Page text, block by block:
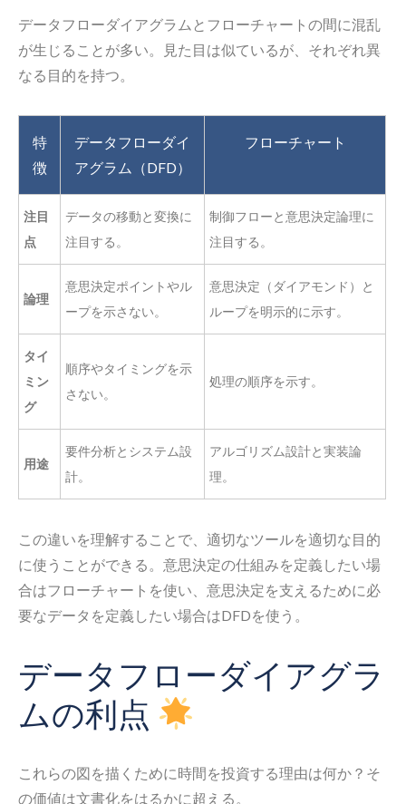
データフローダイアグラムとフローチャートの間に混乱
が生じることが多い。見た目は似ているが、それぞれ異
なる目的を持つ。
特
徴
データフローダイ
アグラム（DFD）
フローチャート
注目
点
データの移動と変換に
注目する。
制御フローと意思決定論理に
注目する。
論理
意思決定ポイントやル
ープを示さない。
意思決定（ダイアモンド）と
ループを明示的に示す。
タイ
ミン
グ
順序やタイミングを示
さない。
処理の順序を示す。
用途
要件分析とシステム設
計。
アルゴリズム設計と実装論
理。
この違いを理解することで、適切なツールを適切な目的
に使うことができる。意思決定の仕組みを定義したい場
合はフローチャートを使い、意思決定を支えるために必
要なデータを定義したい場合はDFDを使う。
データフローダイアグラ
ムの利点
これらの図を描くために時間を投資する理由は何か？そ
の価値は文書化をはるかに超える。